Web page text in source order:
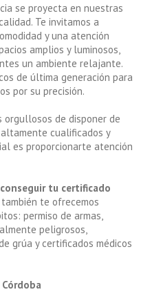
se proyecta en nuestras
Te invitamos a
y una atención
amplios y luminosos,
un ambiente relajante.
de última generación para
por su precisión.
orgullosos de disponer de
cualificados y
es proporcionarte atención
tu certificado
, también te ofrecemos
permiso de armas,
peligrosos,
grúa y certificados médicos